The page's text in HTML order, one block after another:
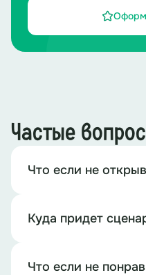
Частые
Что если не
Куда придет
Что если не